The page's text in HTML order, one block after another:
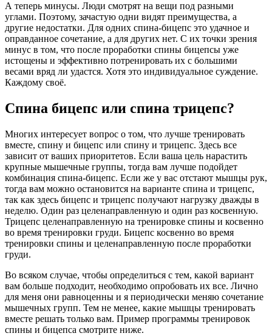
А теперь минусы. Люди смотрят на вещи под разными
углами. Поэтому, зачастую одни видят преимущества, а
другие недостатки. Для одних спина-бицепс это удачное и
оправданное сочетание, а для других нет. С их точки зрения
минус в том, что после проработки спины бицепсы уже
истощены и эффективно потренировать их с большими
весами вряд ли удастся. Хотя это индивидуальное суждение.
Каждому своё.
Спина бицепс или спина трицепс?
Многих интересует вопрос о том, что лучше тренировать
вместе, спину и бицепс или спину и трицепс. Здесь все
зависит от ваших приоритетов. Если ваша цель нарастить
крупные мышечные группы, тогда вам лучше подойдет
комбинация спина-бицепс. Если же у вас отстают мышцы рук,
тогда вам можно остановится на варианте спина и трицепс,
так как здесь бицепс и трицепс получают нагрузку дважды в
неделю. Один раз целенаправленную и один раз косвенную.
Трицепс целенаправленную на тренировке спины и косвенно
во время тренировки груди. Бицепс косвенно во время
тренировки спины и целенаправленную после проработки
груди.
Во всяком случае, чтобы определиться с тем, какой вариант
вам больше подходит, необходимо опробовать их все. Лично
для меня они равноценны и я периодически меняю сочетание
мышечных групп. Тем не менее, какие мышцы тренировать
вместе решать только вам. Пример программы тренировок
спины и бицепса смотрите ниже.